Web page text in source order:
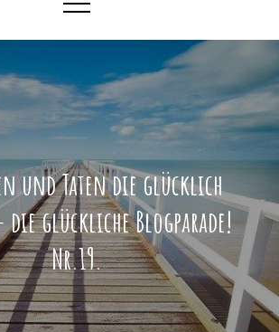
und Taten die glücklich
die glückliche Blogparade!
Nr.19.